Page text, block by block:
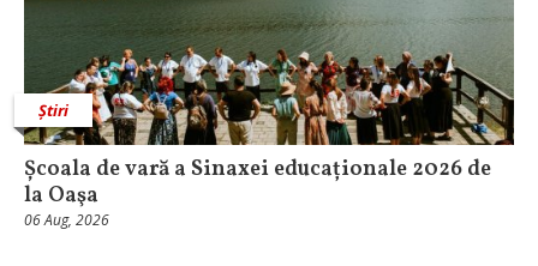
Știri
Școala de vară a Sinaxei educaționale 2026 de
la Oaşa
06 Aug, 2026